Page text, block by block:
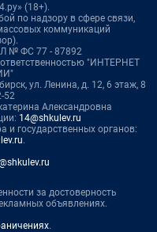
(18+).
по надзору в сфере связи,
коммуникаций
№ ФС 77 - 87892
"ИНТЕРНЕТ
ул. Ленина, д. 12, 6 этаж, 8
52
Александровна
14@shkulev.ru
и государственных органов:
.
за достоверность
объявлениях.
.